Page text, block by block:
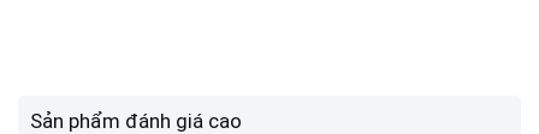
Sản phẩm đánh giá cao